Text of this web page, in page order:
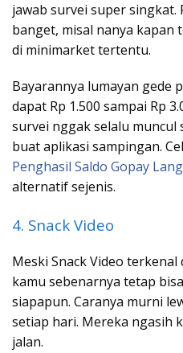
jawab survei super
banget, misal nanya kapan
di minimarket tertentu.
Bayarannya lumayan gede
dapat Rp 1.500 sampai Rp
survei nggak selalu muncul
buat aplikasi sampingan.
Penghasil Saldo Gopay
alternatif sejenis.
4. Snack Video
Meski Snack Video
kamu sebenarnya tetap
siapapun. Caranya murni
setiap hari. Mereka ngasih
jalan.